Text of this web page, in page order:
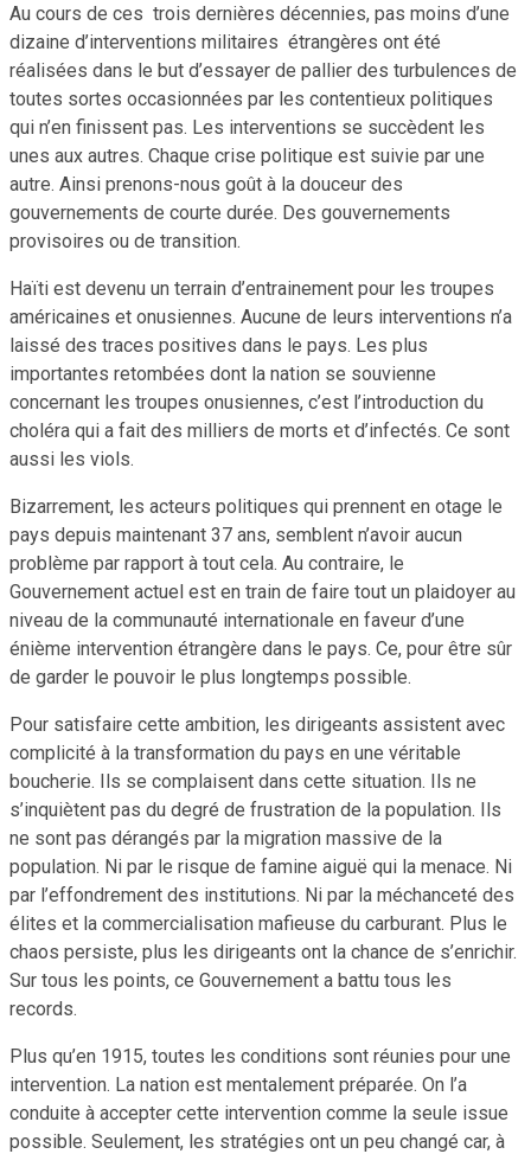
Au cours de ces trois dernières décennies, pas moins d’une
dizaine d’interventions militaires étrangères ont été
réalisées dans le but d’essayer de pallier des turbulences de
toutes sortes occasionnées par les contentieux politiques
qui n’en finissent pas. Les interventions se succèdent les
unes aux autres. Chaque crise politique est suivie par une
autre. Ainsi prenons-nous goût à la douceur des
gouvernements de courte durée. Des gouvernements
provisoires ou de transition.
Haïti est devenu un terrain d’entrainement pour les troupes
américaines et onusiennes. Aucune de leurs interventions n’a
laissé des traces positives dans le pays. Les plus
importantes retombées dont la nation se souvienne
concernant les troupes onusiennes, c’est l’introduction du
choléra qui a fait des milliers de morts et d’infectés. Ce sont
aussi les viols.
Bizarrement, les acteurs politiques qui prennent en otage le
pays depuis maintenant 37 ans, semblent n’avoir aucun
problème par rapport à tout cela. Au contraire, le
Gouvernement actuel est en train de faire tout un plaidoyer au
niveau de la communauté internationale en faveur d’une
énième intervention étrangère dans le pays. Ce, pour être sûr
de garder le pouvoir le plus longtemps possible.
Pour satisfaire cette ambition, les dirigeants assistent avec
complicité à la transformation du pays en une véritable
boucherie. Ils se complaisent dans cette situation. Ils ne
s’inquiètent pas du degré de frustration de la population. Ils
ne sont pas dérangés par la migration massive de la
population. Ni par le risque de famine aiguë qui la menace. Ni
par l’effondrement des institutions. Ni par la méchanceté des
élites et la commercialisation mafieuse du carburant. Plus le
chaos persiste, plus les dirigeants ont la chance de s’enrichir.
Sur tous les points, ce Gouvernement a battu tous les
records.
Plus qu’en 1915, toutes les conditions sont réunies pour une
intervention. La nation est mentalement préparée. On l’a
conduite à accepter cette intervention comme la seule issue
possible. Seulement, les stratégies ont un peu changé car, à